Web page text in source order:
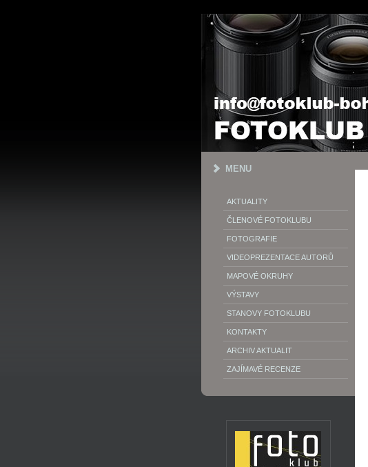
MENU
AKTUALITY
ČLENOVÉ FOTOKLUBU
FOTOGRAFIE
VIDEOPREZENTACE AUTORŮ
MAPOVÉ OKRUHY
VÝSTAVY
STANOVY FOTOKLUBU
KONTAKTY
ARCHIV AKTUALIT
ZAJÍMAVÉ RECENZE